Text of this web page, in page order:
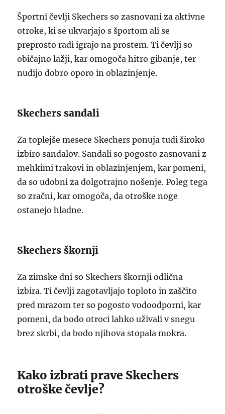
Športni čevlji Skechers so zasnovani za aktivne
otroke, ki se ukvarjajo s športom ali se
preprosto radi igrajo na prostem. Ti čevlji so
običajno lažji, kar omogoča hitro gibanje, ter
nudijo dobro oporo in oblazinjenje.
Skechers sandali
Za toplejše mesece Skechers ponuja tudi široko
izbiro sandalov. Sandali so pogosto zasnovani z
mehkimi trakovi in oblazinjenjem, kar pomeni,
da so udobni za dolgotrajno nošenje. Poleg tega
so zračni, kar omogoča, da otroške noge
ostanejo hladne.
Skechers škornji
Za zimske dni so Skechers škornji odlična
izbira. Ti čevlji zagotavljajo toploto in zaščito
pred mrazom ter so pogosto vodoodporni, kar
pomeni, da bodo otroci lahko uživali v snegu
brez skrbi, da bodo njihova stopala mokra.
Kako izbrati prave Skechers
otroške čevlje?